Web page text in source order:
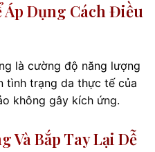
Áp Dụng Cách Điều
là cường độ năng lượng
tình trạng da thực tế của
không gây kích ứng.
Và Bắp Tay Lại Dễ